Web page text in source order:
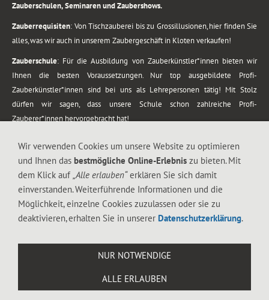
Zauberschulen, Seminaren und Zaubershows.
Zauberrequisiten: Von Tischzauberei bis zu Grossillusionen, hier finden Sie
alles, was wir auch in unserem Zaubergeschäft in Kloten verkaufen!
Zauberschule: Für die Ausbildung von Zauberkünstler*innen bieten wir
Ihnen die besten Voraussetzungen. Nur top ausgebildete Profi-
Zauberkünstler*innen sind bei uns als Lehrepersonen tätig! Mit Stolz
dürfen wir sagen, dass unsere Schule schon zahlreiche Profi-
Zauberer*innen hervorgebracht hat!
vom Kinderprogramm bis zur Tischzauberei. Lassen Sie sich faszinieren von
meiner Zauber-Sprech-Show, angerührt mit sprachlichen Sequenzen,
gewürzt mit Gags und visuellen Illusionen wie Kaninchen, Vasen, Seilen,
Flughafenstrasse 4, 8302 Kloten
Wir verwenden Cookies um unsere Website zu optimieren
und Ihnen das bestmögliche Online-Erlebnis zu bieten. Mit
dem Klick auf „Alle erlauben“erklären Sie sich damit
einverstanden. Weiterführende Informationen und die
Möglichkeit, einzelne Cookies zuzulassen oder sie zu
deaktivieren, erhalten Sie in unserer Datenschutzerklärung.
NUR NOTWENDIGE
ALLE ERLAUBEN